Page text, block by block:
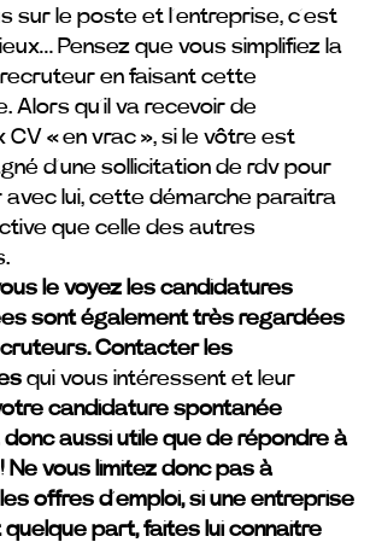
sur le poste et l’entreprise, c’est
Pensez que vous simplifiez la
en faisant cette
Alors qu’il va recevoir de
CV « en vrac », si le vôtre est
d’une sollicitation de rdv pour
avec lui, cette démarche paraitra
que celle des autres
le voyez les candidatures
sont également très regardées
Contacter les
qui vous intéressent et leur
candidature spontanée
donc aussi utile que de répondre à
Ne vous limitez donc pas à
offres d’emploi, si une entreprise
quelque part, faites lui connaitre